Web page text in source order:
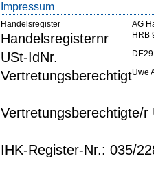
Impressum
Handelsregister AG
Handelsregisternr HRB
USt-IdNr.
VertretungsberechtigtUwe
Vertretungsberechtigte/
IHK-Register-Nr.: 035/